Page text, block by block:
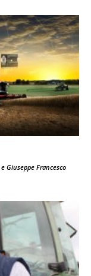
e Giuseppe Francesco